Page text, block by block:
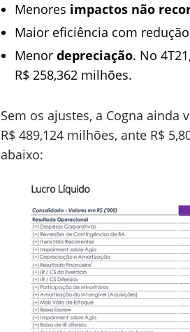
Menores impactos não
Maior eficiência com
Menor depreciação. No
R$ 258,362 milhões.
Sem os ajustes, a Cogna
R$ 489,124 milhões, ante R$
abaixo: